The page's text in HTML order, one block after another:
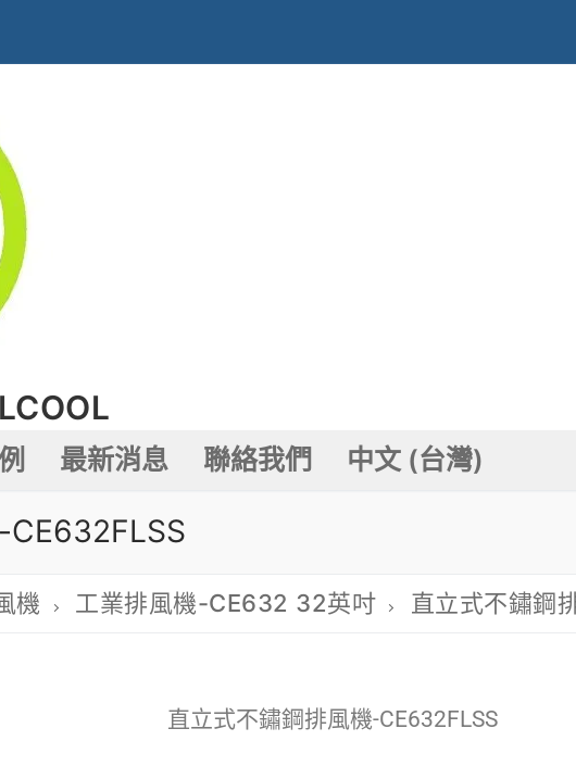
最新消息 聯絡我們 中文 (台灣)
CE632FLSS
機 工業排風機-CE632 32英吋 直立式不鏽鋼
直立式不鏽鋼排風機-CE632FLSS